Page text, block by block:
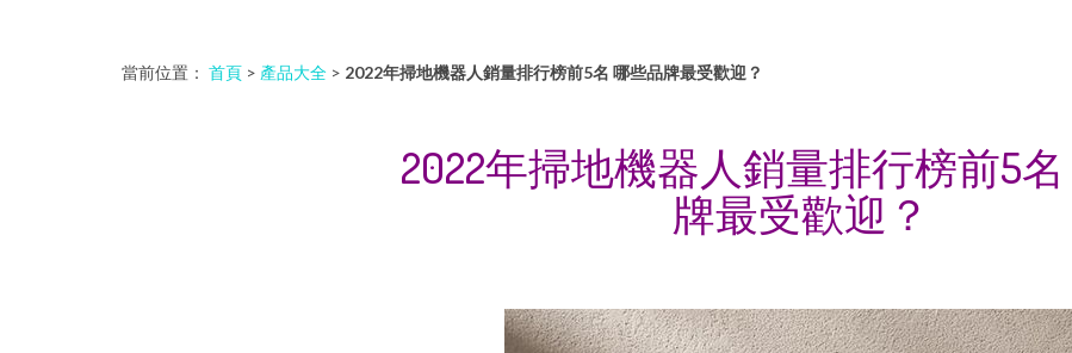
當前位置： 首頁 > 產品大全 > 2022年掃地機器人銷量排行榜前5名 哪些品牌最受歡迎？
2022年掃地機器人銷量排行榜前5
牌最受歡迎？